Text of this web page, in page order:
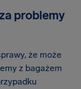
problemy
że może
z bagażem